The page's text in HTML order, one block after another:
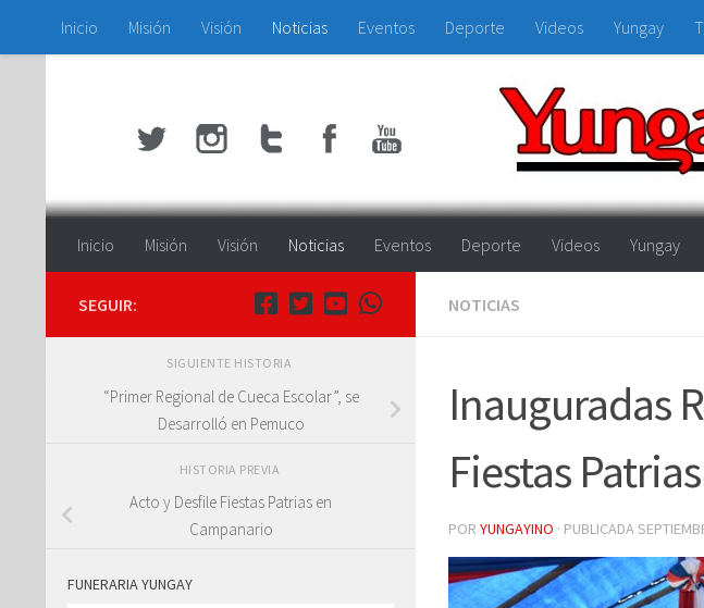
Saltar al contenido
Inicio Misión Visión Noticias Eventos Deporte Videos Yungay
Inicio Misión Visión Noticias Eventos Deporte Videos Yungay
NOTICIAS
Inauguradas
Fiestas
POR YUNGAYINO · PUBLICADA
SEGUIR:
SIGUIENTE HISTORIA
“Primer Regional de Cueca Escolar”, se
Desarrolló en Pemuco
HISTORIA PREVIA
Acto y Desfile Fiestas Patrias en
Campanario
FUNERARIA YUNGAY